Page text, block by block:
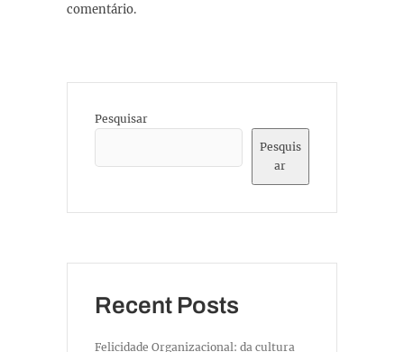
comentário.
Pesquisar
Pesquis
ar
Recent Posts
Felicidade Organizacional: da cultura